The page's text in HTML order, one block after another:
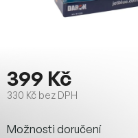
399 Kč
330 Kč bez DPH
cena:
Možnosti doručení